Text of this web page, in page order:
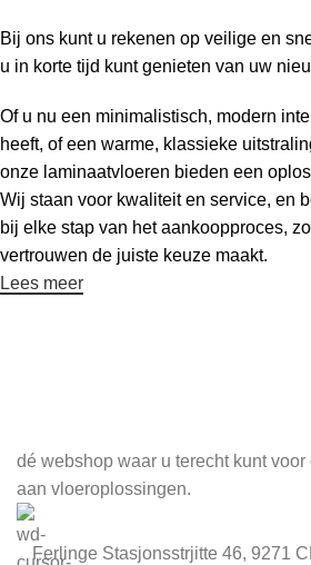
Bij ons kunt u rekenen op veilige en
u in korte tijd kunt genieten van uw
Of u nu een minimalistisch, modern
heeft, of een warme, klassieke
onze laminaatvloeren bieden een
Wij staan voor kwaliteit en service, en
bij elke stap van het aankoopproces,
vertrouwen de juiste keuze maakt.
Lees meer
dé webshop waar u terecht kunt
aan vloeroplossingen.
Ferlinge Stasjonsstrjitte 46, 9271